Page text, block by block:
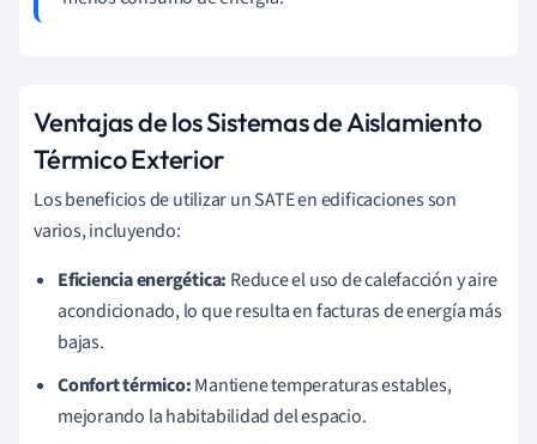
Ventajas de los Sistemas de Aislamiento
Térmico Exterior
Los beneficios de utilizar un SATE en edificaciones son
varios, incluyendo:
Eficiencia energética: Reduce el uso de calefacción y aire
acondicionado, lo que resulta en facturas de energía más
bajas.
Confort térmico:Mantiene temperaturas estables,
mejorando la habitabilidad del espacio.